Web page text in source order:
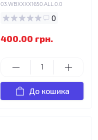
03.WBXXXX1650.ALL.0.0
0
400.00 грн.
До кошика